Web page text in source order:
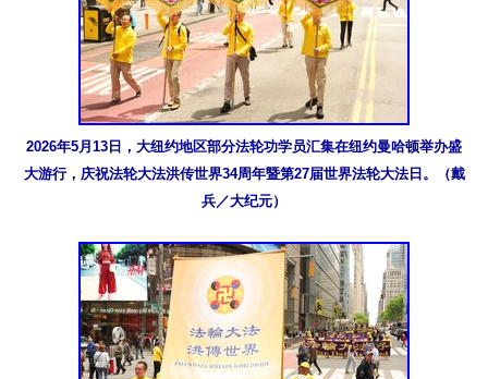
2026年5月13日，大纽约地区部分法轮功学员汇集在纽约曼哈顿举办盛
大游行，庆祝法轮大法洪传世界34周年暨第27届世界法轮大法日。（戴
兵／大纪元）